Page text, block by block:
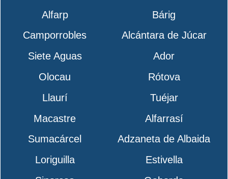
Alfarp
Bárig
Camporrobles
Alcántara de Júcar
Siete Aguas
Ador
Olocau
Rótova
Llaurí
Tuéjar
Macastre
Alfarrasí
Sumacárcel
Adzaneta de Albaida
Loriguilla
Estivella